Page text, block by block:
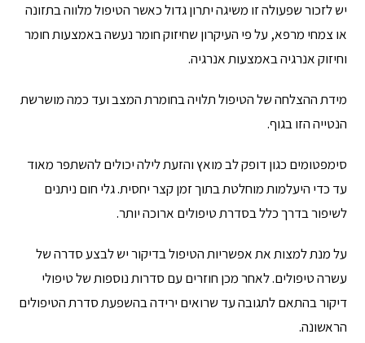
יש לזכור שפעולה זו משיגה יתרון גדול כאשר הטיפול מלווה בתזונה
או צמחי מרפא, על פי העיקרון שחיזוק חומר נעשה באמצעות חומר
וחיזוק אנרגיה באמצעות אנרגיה.
מידת ההצלחה של הטיפול תלויה בחומרת המצב ועד כמה מושרשת
הנטייה הזו בגוף.
סימפטומים כגון דופק לב מואץ והזעת לילה יכולים להשתפר מאוד
עד כדי היעלמות מוחלטת בתוך זמן קצר יחסית. גלי חום ניתנים
לשיפור בדרך כלל בסדרת טיפולים ארוכה יותר.
על מנת למצות את אפשריות הטיפול בדיקור יש לבצע סדרה של
עשרה טיפולים. לאחר מכן חוזרים עם סדרות נוספות של טיפולי
דיקור בהתאם לתגובה עד שרואים ירידה בהשפעת סדרת הטיפולים
הראשונה.